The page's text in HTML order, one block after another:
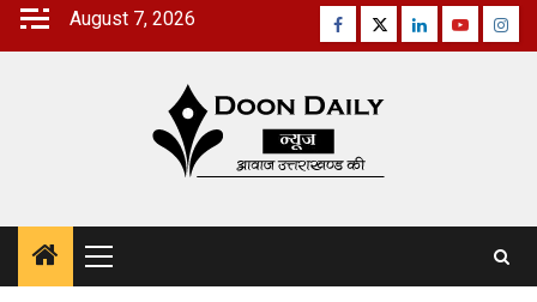
Skip
August 7, 2026 Facebook
TwitterLinkedinYoutube
Primary
Menu